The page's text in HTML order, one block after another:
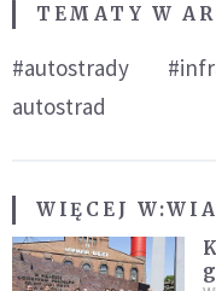
TEMATY W
#autostrady
autostrad
WIĘCEJ W: